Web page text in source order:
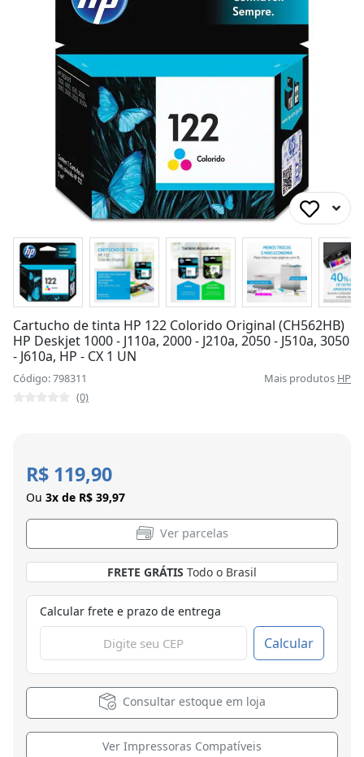
Cartucho de tinta HP 122 Colorido Original (CH562HB)
HP Deskjet 1000 - J110a, 2000 - J210a, 2050 - J510a, 3050
- J610a, HP - CX 1 UN
Código: 798311 Mais produtos HP
(0)
R$ 119,90
Ou 3x de R$ 39,97
Ver parcelas
FRETE GRÁTIS Todo o Brasil
Calcular frete e prazo de entrega
Calcular
Consultar estoque em loja
Ver Impressoras Compatíveis